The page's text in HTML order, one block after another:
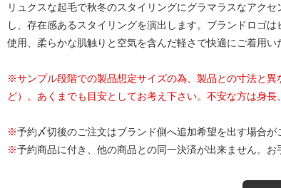
リュクスな起毛で秋冬のスタイリングにグラマラスなアク
し、存在感あるスタイリングを演出します。ブランドロゴ
使用、柔らかな肌触りと空気を含んだ軽さで快適にご着用い
※サンプル段階での製品想定サイズの為、製品との寸法と
ど）。あくまでも目安としてお考え下さい。不安な方は身
※予約〆切後のご注文はブランド側へ追加希望を出す場合
※予約商品に付き、他の商品との同一決済が出来ません。お